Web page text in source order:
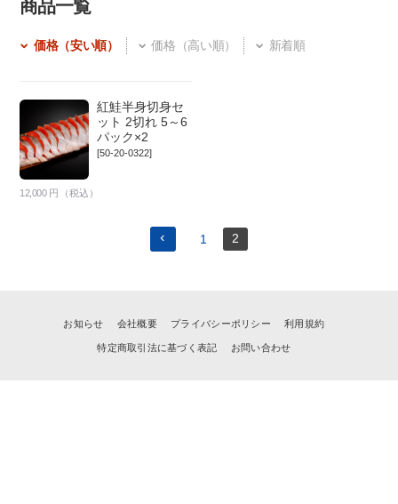
商品一覧
価格（安い順） 価格（高い順） 新着順
紅鮭半身切身セ
ット 2切れ 5～6
パック×2
[50-20-0322]
12,000 円（税込）
1 2
お知らせ 会社概要 プライバシーポリシー 利用規約
特定商取引法に基づく表記 お問い合わせ